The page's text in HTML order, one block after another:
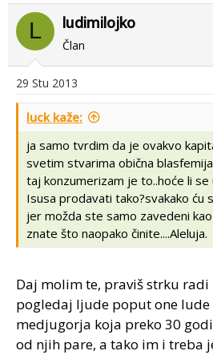
L ludimilojko
Član
29 Stu 2013
luck kaže:
ja samo tvrdim da je ovakvo
svetim stvarima obična
taj konzumerizam je to..hoće li se
Isusa prodavati tako?svakako ću
jer možda ste samo zavedeni
znate što naopako činite....Aleluja.
Daj molim te, praviš strku radi
pogledaj ljude poput one lude
medjugorja koja preko 30
od njih pare, a tako im i treba